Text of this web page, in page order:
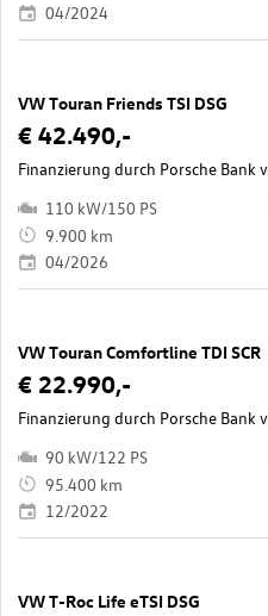
04/2024
VW Touran Friends TSI DSG
€ 42.490,-
Finanzierung durch Porsche Bank
110 kW/150 PS
9.900 km
04/2026
VW Touran Comfortline TDI SCR
€ 22.990,-
Finanzierung durch Porsche Bank
90 kW/122 PS
95.400 km
12/2022
VW T-Roc Life eTSI DSG